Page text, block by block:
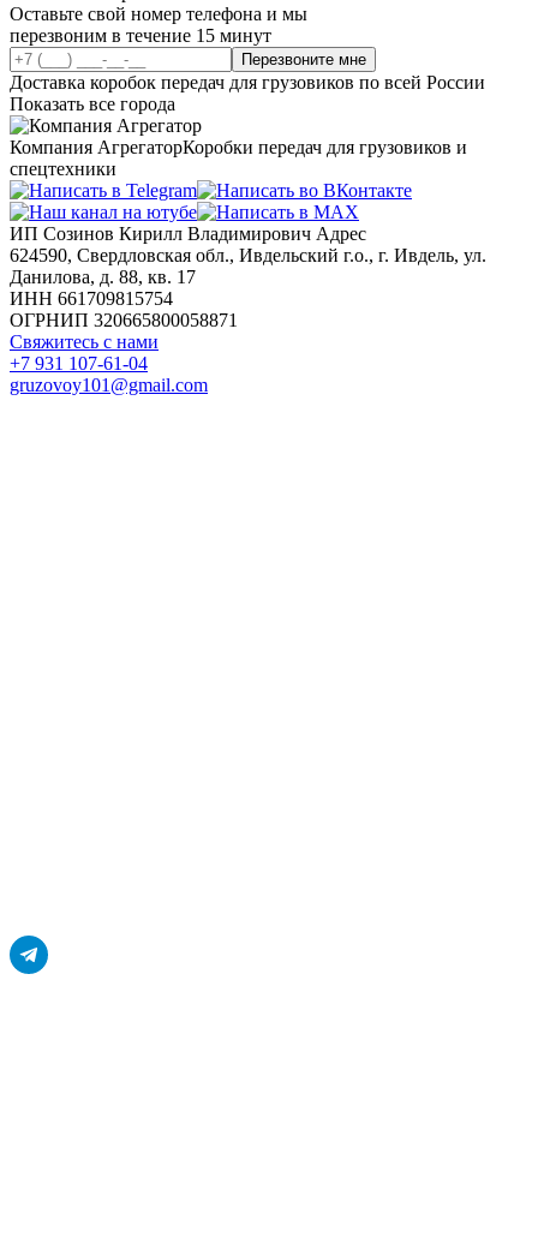
Оставьте свой номер телефона и мы
перезвоним в течение 15 минут
Перезвоните мне
Доставка коробок передач для грузовиков по всей России
Показать все города
Компания АгрегаторКоробки передач для грузовиков и
спецтехники
ИП Созинов Кирилл Владимирович Адрес
624590, Свердловская обл., Ивдельский г.о., г. Ивдель, ул.
Данилова, д. 88, кв. 17
ИНН 661709815754
ОГРНИП 320665800058871
Свяжитесь с нами
+7 931 107-61-04
gruzovoy101@gmail.com